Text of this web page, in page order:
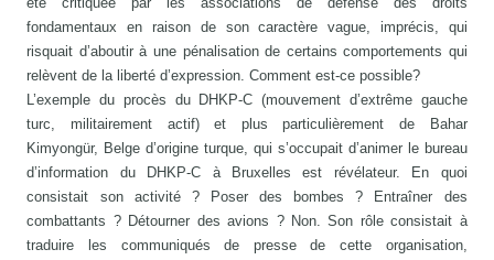
fondamentaux en raison de son caractère vague, imprécis, qui
risquait d’aboutir à une pénalisation de certains comportements qui
relèvent de la liberté d’expression. Comment est-ce possible?
L’exemple du procès du DHKP-C (mouvement d’extrême gauche
turc, militairement actif) et plus particulièrement de Bahar
Kimyongür, Belge d’origine turque, qui s’occupait d’animer le bureau
d’information du DHKP-C à Bruxelles est révélateur. En quoi
consistait son activité ? Poser des bombes ? Entraîner des
combattants ? Détourner des avions ? Non. Son rôle consistait à
traduire les communiqués de presse de cette organisation,